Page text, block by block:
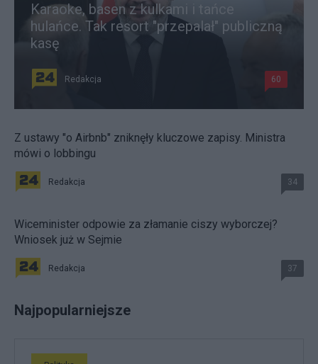
Karaoke, basen z kulkami i tańce
hulańce. Tak resort "przepalał" publiczną
kasę
Redakcja 60
Z ustawy "o Airbnb" zniknęły kluczowe zapisy. Ministra
mówi o lobbingu
Redakcja 34
Wiceminister odpowie za złamanie ciszy wyborczej?
Wniosek już w Sejmie
Redakcja 37
Najpopularniejsze